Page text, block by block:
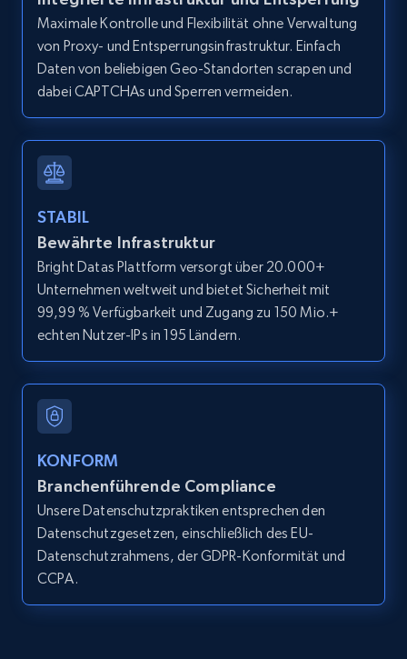
Zillow properties listing information -
Zpid, City, State, HomeStatus, Address,
IsListingClaimedByCurrentSignedInUser,
and more.
12K+ 1.3K+ Gratis testen
URL, ID, User id, Use url, Title, Headline, Post
text, Date posted, and more.
11.3K+
LinkedIn posts - Discover user's articles by
URL
Maximale Kontrolle und Flexibilität ohne Verwaltung
von Proxy- und Entsperrungsinfrastruktur. Einfach
Daten von beliebigen Geo-Standorten scrapen und
dabei CAPTCHAs und Sperren vermeiden.
STABIL
Bewährte Infrastruktur
Bright Datas Plattform versorgt über 20.000+
Unternehmen weltweit und bietet Sicherheit mit
99,99 % Verfügbarkeit und Zugang zu 150 Mio.+
echten Nutzer-IPs in 195 Ländern.
KONFORM
Branchenführende Compliance
Unsere Datenschutzpraktiken entsprechen den
Datenschutzgesetzen, einschließlich des EU-
Datenschutzrahmens, der GDPR-Konformität und
CCPA.